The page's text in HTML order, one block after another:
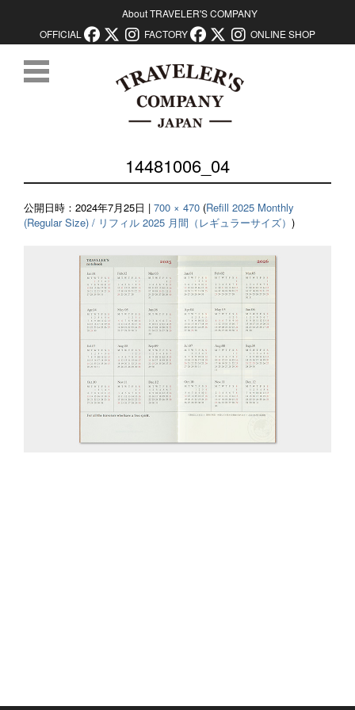
About TRAVELER'S COMPANY
OFFICIAL
FACTORY ONLINE SHOP
14481006_04
公開日時： 2024年7月25日 | 700 × 470 (Refill 2025 Monthly
(Regular Size) / リフィル 2025 月間（レギュラーサイズ） )